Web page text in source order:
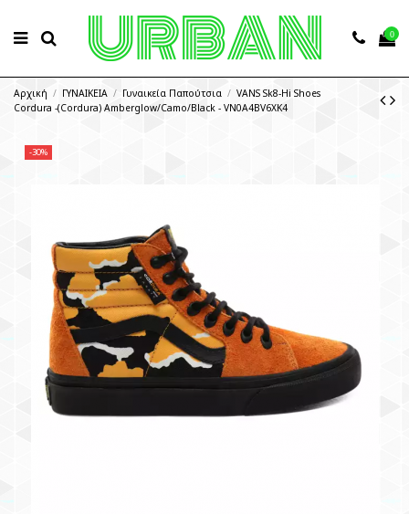
0
Αρχική ΓΥΝΑΙΚΕΙΑ Γυναικεία Παπούτσια
VANS Sk8-Hi Shoes
Cordura -(Cordura) Amberglow/Camo/Black - VN0A4BV6XK4
-30%